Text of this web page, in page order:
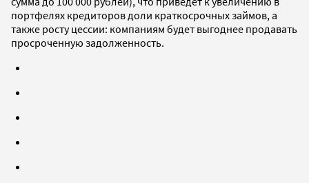
портфелях кредиторов доли краткосрочных займов, а
также росту цессии: компаниям будет выгоднее продавать
просроченную задолженность.